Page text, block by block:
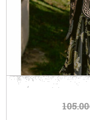
105.00